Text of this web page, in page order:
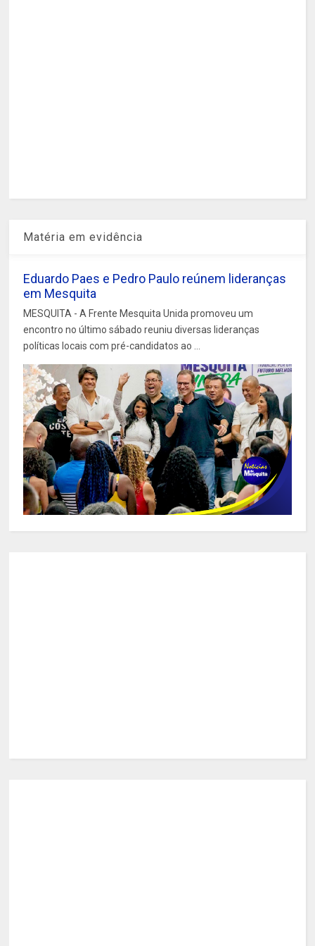
Matéria em evidência
Eduardo Paes e Pedro Paulo reúnem lideranças
em Mesquita
MESQUITA - A Frente Mesquita Unida promoveu um
encontro no último sábado reuniu diversas lideranças
políticas locais com pré-candidatos ao ...